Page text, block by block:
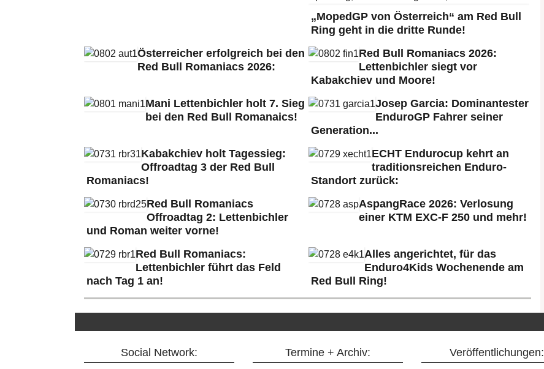
„MopedGP von Österreich“ am Red Bull
Ring geht in die dritte Runde!
Österreicher erfolgreich bei den
Red Bull Romaniacs 2026:
Red Bull Romaniacs 2026:
Lettenbichler siegt vor
Kabakchiev und Moore!
Mani Lettenbichler holt 7. Sieg
bei den Red Bull Romanaics!
Josep Garcia: Dominantester
EnduroGP Fahrer seiner
Generation...
Kabakchiev holt Tagessieg:
Offroadtag 3 der Red Bull
Romaniacs!
ECHT Endurocup kehrt an
traditionsreichen Enduro-
Standort zurück:
Red Bull Romaniacs
Offroadtag 2: Lettenbichler
und Roman weiter vorne!
AspangRace 2026: Verlosung
einer KTM EXC-F 250 und mehr!
Red Bull Romaniacs:
Lettenbichler führt das Feld
nach Tag 1 an!
Alles angerichtet, für das
Enduro4Kids Wochenende am
Red Bull Ring!
Social Network: Termine + Archiv: Veröffentlichungen: